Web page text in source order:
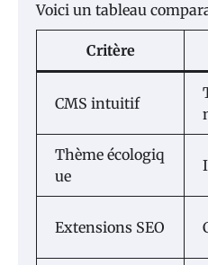
Voici un tableau
Critère
CMS intuitif
Thème écologiq
ue
Extensions SEO